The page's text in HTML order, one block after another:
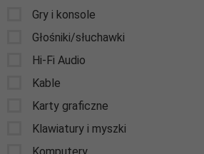
Gry i konsole
Głośniki/słuchawki
Hi-Fi Audio
Kable
Karty graficzne
Klawiatury i myszki